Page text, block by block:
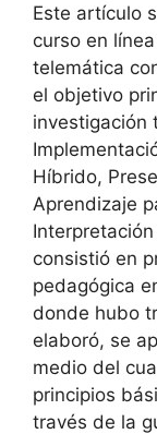
Este artículo
curso en
telemática
el objetivo
investigación
Híbrido,
Aprendizaje
consistió en
pedagógica
donde hubo
elaboró, se
medio del
principios
través de la